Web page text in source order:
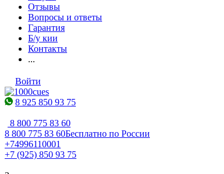
Отзывы
Вопросы и ответы
Гарантия
Б/у кии
Контакты
...
Войти
8 925 850 93 75
8 800 775 83 60
8 800 775 83 60Бесплатно по России
+74996110001
+7 (925) 850 93 75